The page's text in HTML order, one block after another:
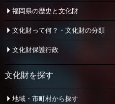
福岡県の歴史と文化財
文化財って何？・文化財の分類
文化財保護行政
文化財を探す
地域・市町村から探す